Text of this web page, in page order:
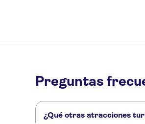
Sorat Hotel Saxx
Preguntas
¿Qué otras atracciones